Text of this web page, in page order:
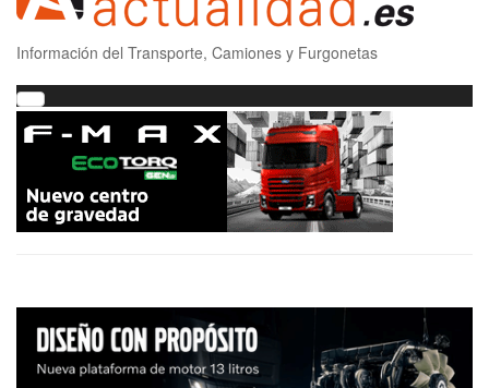
Información del Transporte, Camiones y Furgonetas